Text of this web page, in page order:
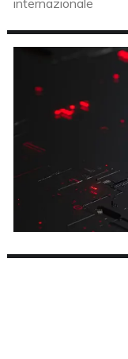
internazionale